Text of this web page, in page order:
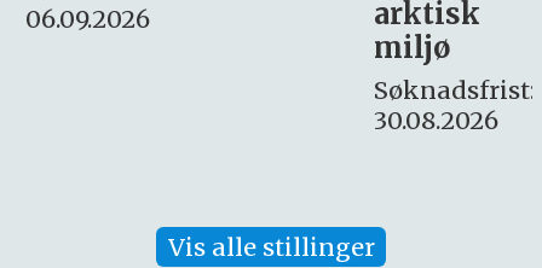
Søknadsfrist:
16. august.
Vis alle stillinger